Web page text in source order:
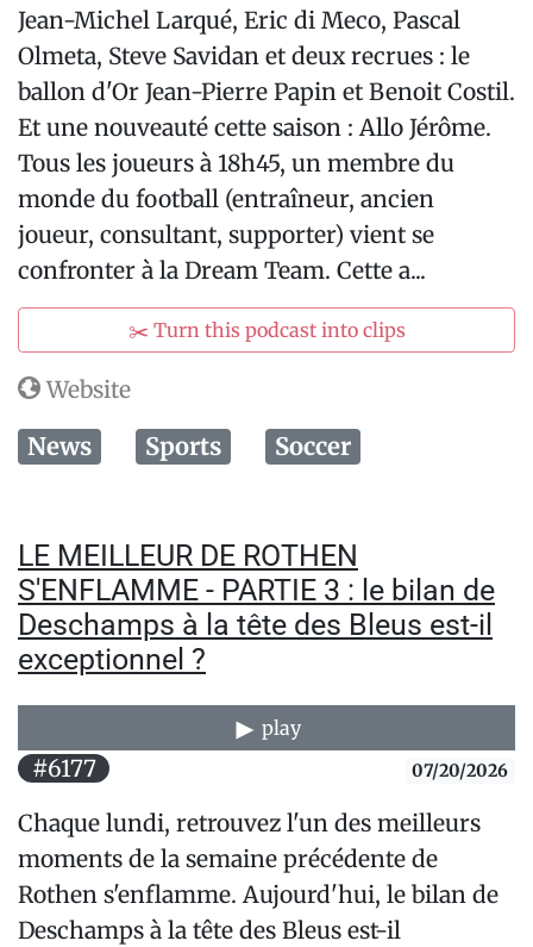
Jean-Michel Larqué, Eric di Meco, Pascal
Olmeta, Steve Savidan et deux recrues : le
ballon d'Or Jean-Pierre Papin et Benoit Costil.
Et une nouveauté cette saison : Allo Jérôme.
Tous les joueurs à 18h45, un membre du
monde du football (entraîneur, ancien
joueur, consultant, supporter) vient se
confronter à la Dream Team. Cette a...
✂️ Turn this podcast into clips
Website
News Sports Soccer
LE MEILLEUR DE ROTHEN
S'ENFLAMME - PARTIE 3 : le bilan de
Deschamps à la tête des Bleus est-il
exceptionnel ?
play
#6177 07/20/2026
Chaque lundi, retrouvez l'un des meilleurs
moments de la semaine précédente de
Rothen s'enflamme. Aujourd'hui, le bilan de
Deschamps à la tête des Bleus est-il